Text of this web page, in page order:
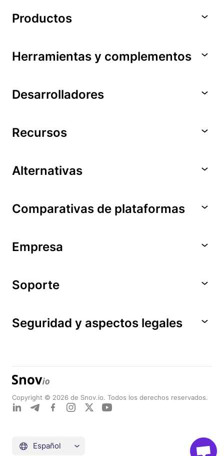
Productos
Herramientas y complementos
Desarrolladores
Recursos
Alternativas
Comparativas de plataformas
Empresa
Soporte
Seguridad y aspectos legales
Copyright © 2026 de Snov.io. Todos los derechos reservados.
Español